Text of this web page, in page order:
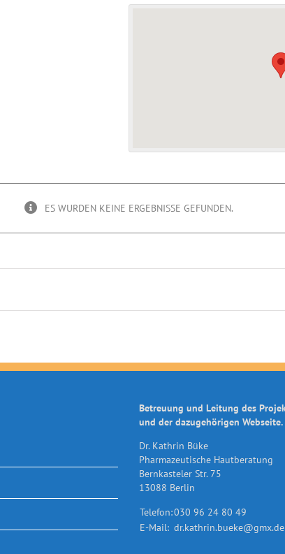
ES WURDEN KEINE ERGEBNISSE GEFUNDEN.
Betreuung und Leitung des
und der dazugehörigen Webseite.
Dr. Kathrin Büke
Pharmazeutische Hautberatung
Bernkasteler Str. 75
13088 Berlin
Telefon:030 96 24 80 49
E-Mail: dr.kathrin.bueke@gmx.de